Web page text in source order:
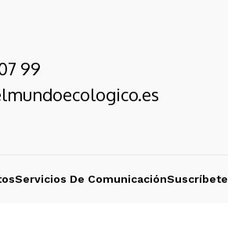
99
Servicios De ComunicaciónSuscríbete